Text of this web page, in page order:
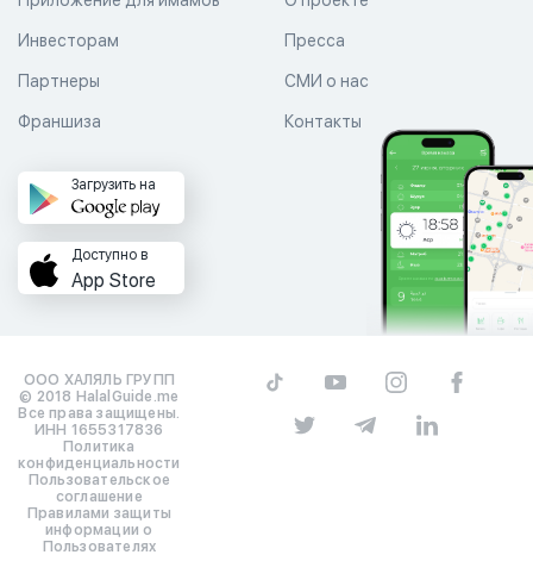
Пресса
СМИ о нас
Контакты
Инвесторам
Партнеры
Франшиза
Загрузить на
Доступно в
App Store
ООО ХАЛЯЛЬ ГРУПП
© 2018 HalalGuide.me
Все права защищены.
ИНН 1655317836
Политика
конфиденциальности
Пользовательское
соглашение
Правилами защиты
информации о
Пользователях